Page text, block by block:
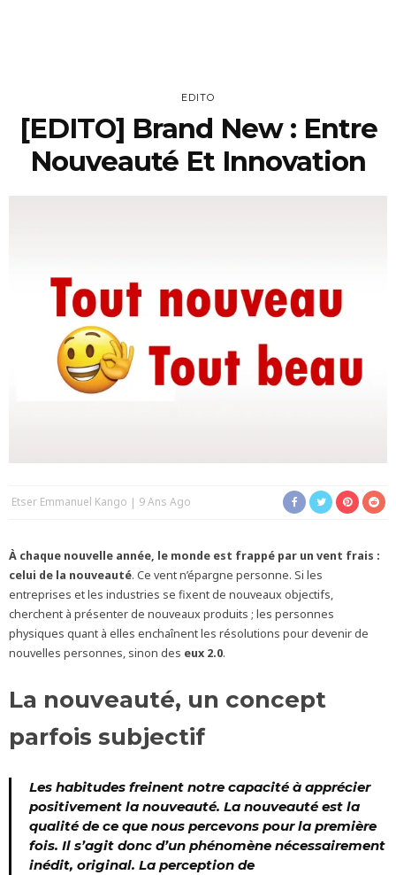
EDITO
[EDITO] Brand New : Entre
Nouveauté Et Innovation
Etser Emmanuel Kango 9 Ans Ago
À chaque nouvelle année, le monde est frappé par un vent frais :
celui de la nouveauté. Ce vent n’épargne personne. Si les
entreprises et les industries se fixent de nouveaux objectifs,
cherchent à présenter de nouveaux produits ; les personnes
physiques quant à elles enchaînent les résolutions pour devenir de
nouvelles personnes, sinon des eux 2.0.
La nouveauté, un concept
parfois subjectif
Les habitudes freinent notre capacité à apprécier
positivement la nouveauté. La nouveauté est la
qualité de ce que nous percevons pour la première
fois. Il s’agit donc d’un phénomène nécessairement
inédit, original. La perception de